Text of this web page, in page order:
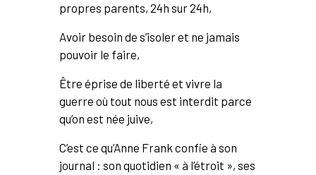
propres parents, 24h sur 24h,
Avoir besoin de s’isoler et ne jamais
pouvoir le faire,
Être éprise de liberté et vivre la
guerre où tout nous est interdit parce
qu’on est née juive,
C’est ce qu’Anne Frank confie à son
journal : son quotidien « à l’étroit », ses